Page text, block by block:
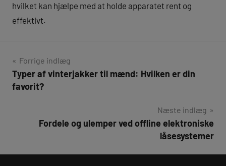
hvilket kan hjælpe med at holde apparatet rent og
effektivt.
Indlægsnavigation
Forrige indlæg
Typer af vinterjakker til mænd: Hvilken er din
favorit?
Næste indlæg
Fordele og ulemper ved offline elektroniske
låsesystemer